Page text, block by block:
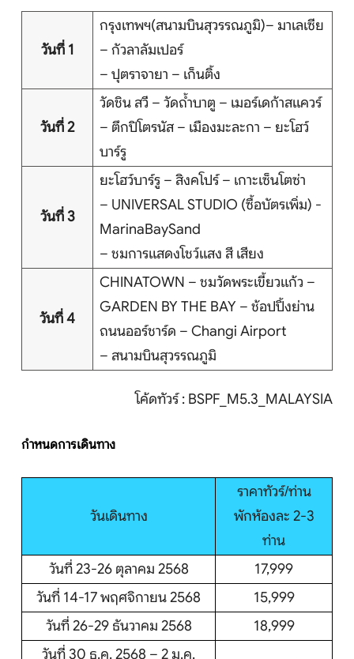
เส้นทางที่ต้องการ
หน้าแรก
ทัวร์ต่างประเทศ
จัดกรุ๊ปต่างประเทศ
ทัวร์ในประเทศ
จัดกรุ๊ปในประเทศ
เรือเจ้าพระยา
ติดต่อเรา
Search
วันที่ 1
กรุงเทพฯ(สนามบินสุวรรณภูมิ)– มาเลเซีย
– กัวลาลัมเปอร์
– ปุตราจายา – เก็นติ้ง
วันที่ 2
วัดชิน สวี – วัดถ้ำบาตู – เมอร์เดก้าสแควร์
– ตึกปิโตรนัส – เมืองมะละกา – ยะโฮว์
บาร์รู
วันที่ 3
ยะโฮว์บาร์รู – สิงคโปร์ – เกาะเซ็นโตซ่า
– UNIVERSAL STUDIO (ซื้อบัตรเพิ่ม) -
MarinaBaySand
– ชมการแสดงโชว์แสง สี เสียง
วันที่ 4
CHINATOWN – ชมวัดพระเขี้ยวแก้ว –
GARDEN BY THE BAY – ช้อปปิ้งย่าน
ถนนออร์ชาร์ด – Changi Airport
– สนามบินสุวรรณภูมิ
โค้ดทัวร์ : BSPF_M5.3_MALAYSIA
กำหนดการเดินทาง
วันเดินทาง
ราคาทัวร์/ท่าน
พักห้องละ 2-3
ท่าน
วันที่ 23-26 ตุลาคม 2568
17,999
วันที่ 14-17 พฤศจิกายน 2568
15,999
วันที่ 26-29 ธันวาคม 2568
18,999
วันที่ 30 ธ.ค. 2568 – 2 ม.ค.